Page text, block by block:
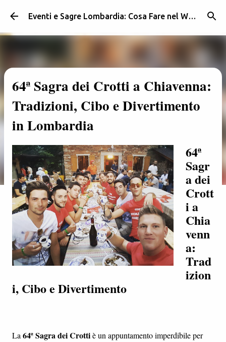
Passa ai contenuti principali Eventi e Sagre Lombardia: Cosa Fare nel Weekend | Weekendidea
64ª Sagra dei Crotti a Chiavenna:
Tradizioni, Cibo e Divertimento
in Lombardia
64ª
Sagr
a dei
Crott
i a
Chia
venn
a:
Trad
izion
i, Cibo e Divertimento
La 64ª Sagra dei Crottiè un appuntamento imperdibile per